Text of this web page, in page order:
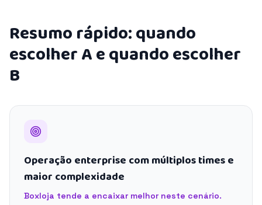
Resumo rápido: quando
escolher A e quando escolher
B
Operação enterprise com múltiplos times e
maior complexidade
Boxloja tende a encaixar melhor neste cenário.